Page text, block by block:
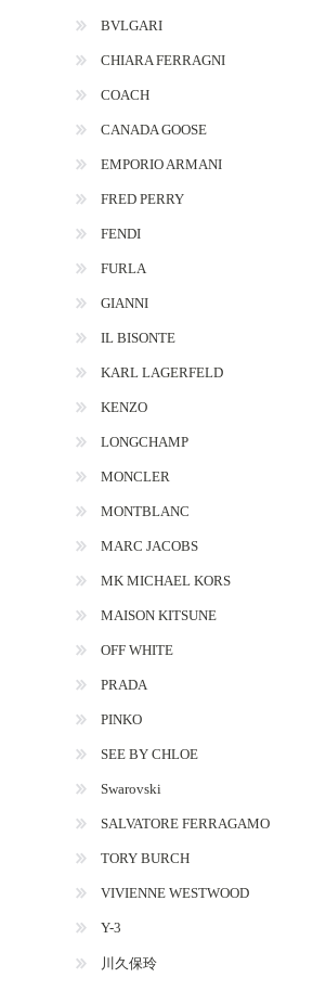
BVLGARI
CHIARA FERRAGNI
COACH
CANADA GOOSE
EMPORIO ARMANI
FRED PERRY
FENDI
FURLA
GIANNI
IL BISONTE
KARL LAGERFELD
KENZO
LONGCHAMP
MONCLER
MONTBLANC
MARC JACOBS
MK MICHAEL KORS
MAISON KITSUNE
OFF WHITE
PRADA
PINKO
SEE BY CHLOE
Swarovski
SALVATORE FERRAGAMO
TORY BURCH
VIVIENNE WESTWOOD
Y-3
川久保玲